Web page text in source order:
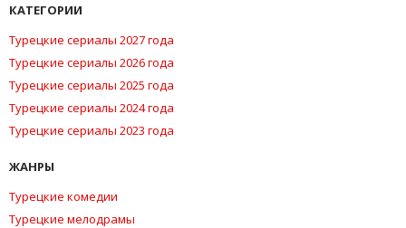
КАТЕГОРИИ
Турецкие сериалы 2027 года
Турецкие сериалы 2026 года
Турецкие сериалы 2025 года
Турецкие сериалы 2024 года
Турецкие сериалы 2023 года
ЖАНРЫ
Турецкие комедии
Турецкие мелодрамы